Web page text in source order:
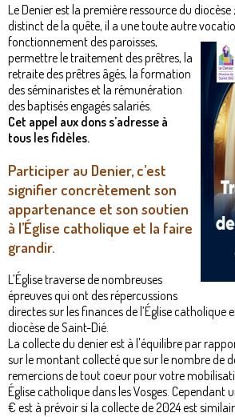
Le Denier est la première ressource du
distinct de la quête, il a une toute autre
fonctionnement des paroisses,
permettre le traitement des prêtres, la
retraite des prêtres âgés, la formation
des séminaristes et la rémunération
des baptisés engagés salariés.
Cet appel aux dons s’adresse à
tous les fidèles.
Participer au Denier, c’est
signifier concrètement son
appartenance et son soutien
à l’Église catholique et la faire
grandir.
L’Église traverse de nombreuses
épreuves qui ont des répercussions
directes sur les finances de l’Église catholique
diocèse de Saint-Dié.
La collecte du denier est à l'équilibre par
sur le montant collecté que sur le nombre de
remercions de tout coeur pour votre
Église catholique dans les Vosges. Cependant
€ est à prévoir si la collecte de 2024 est